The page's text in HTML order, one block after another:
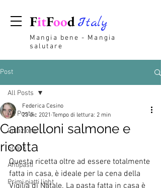
FitFoodItaly
Mangia bene - Mangia
salutare
Post
All Posts
Colazione
Snack
Antipasti
Primi piatti light
All Posts
Cannelloni salmone e
ricotta
Federica Cesino
23 dic 2021 Tempo di lettura: 2 min
Questa ricetta oltre ad essere totalmente
fatta in casa, è ideale per la cena della
Vigilia di Natale. La pasta fatta in casa è